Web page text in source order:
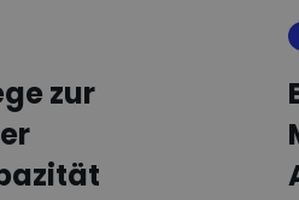
zur